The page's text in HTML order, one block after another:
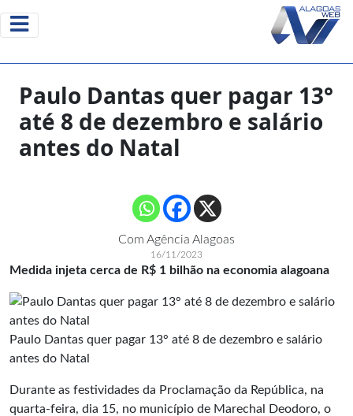
Paulo Dantas quer pagar 13°
até 8 de dezembro e salário
antes do Natal
Com Agência Alagoas
16/11/2023
Medida injeta cerca de R$ 1 bilhão na economia alagoana
Paulo Dantas quer pagar 13° até 8 de dezembro e salário
antes do Natal
Durante as festividades da Proclamação da República, na
quarta-feira, dia 15, no município de Marechal Deodoro, o